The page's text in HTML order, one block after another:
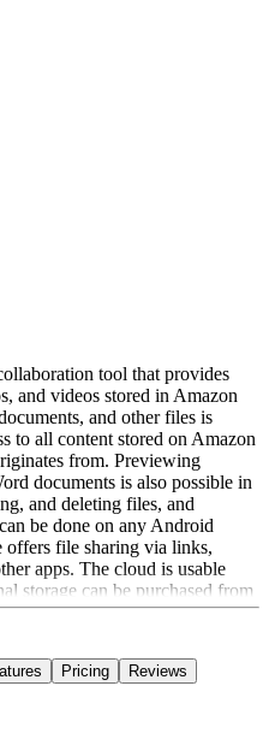
tool that provides
and videos stored in Amazon
and other files is
to all content stored on Amazon
from. Previewing
documents is also possible in
and deleting files, and
be done on any Android
offers file sharing via links,
apps. The cloud is usable
storage can be purchased from
Pricing Reviews